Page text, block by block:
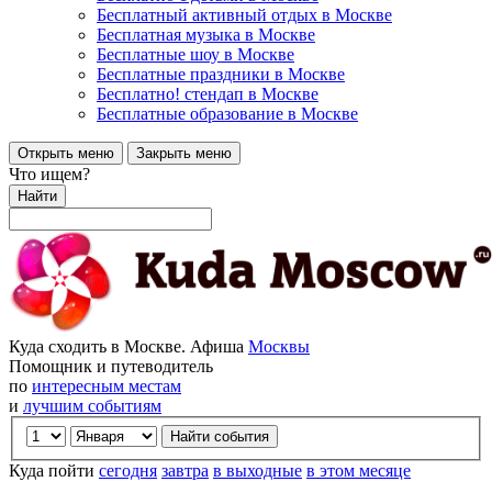
Бесплатный активный отдых в Москве
Бесплатная музыка в Москве
Бесплатные шоу в Москве
Бесплатные праздники в Москве
Бесплатно! стендап в Москве
Бесплатные образование в Москве
Открыть меню Закрыть меню
Что ищем?
Найти
Куда сходить в Москве. Афиша Москвы
Помощник и путеводитель
по интересным местам
и лучшим событиям
Куда пойти сегодня завтра в выходные в этом месяце